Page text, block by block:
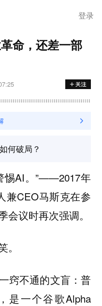
登录
命，还差一部
何破局？
惕AI。”——2017年
兼CEO马斯克在参
会议时再次强调。
窍不通的文盲：普
是一个谷歌Alpha